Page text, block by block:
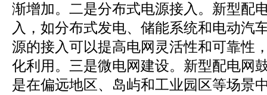
渐增加。二是分布式电源接入。新型配
入，如分布式发电、储能系统和电动汽
源的接入可以提高电网灵活性和可靠性
化利用。三是微电网建设。新型配电网
是在偏远地区、岛屿和工业园区等场景